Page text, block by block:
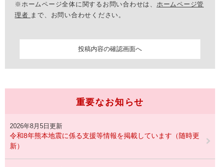
※ホームページ全体に関するお問い合わせは、 ホームページ管
理者 まで、お問い合わせください。
重要なお知らせ
2026年8月5日更新
令和8年熊本地震に係る支援等情報を掲載しています（随時更
新）